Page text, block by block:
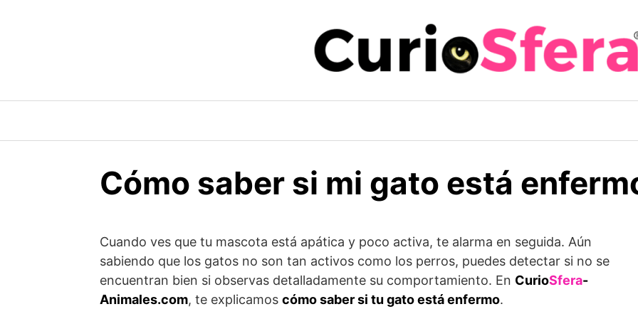
Cómo saber si mi gato está
Cuando ves que tu mascota está apática y poco activa, te alarma en seguida. Aún
sabiendo que los gatos no son tan activos como los perros, puedes detectar si no se
encuentran bien si observas detalladamente su comportamiento. En CurioSfera-
Animales.com, te explicamos cómo saber si tu gato está enfermo.